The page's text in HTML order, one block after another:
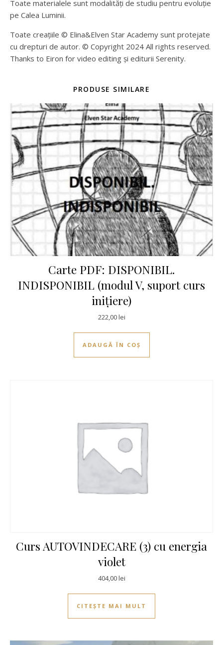
Toate materialele sunt modalități de studiu pentru evoluție
pe Calea Luminii.
Toate creațiile © Elina&Elven Star Academy sunt protejate
cu drepturi de autor. © Copyright 2024 All rights reserved.
Thanks to Eiron for video editing și editurii Serenity.
PRODUSE SIMILARE
Carte PDF: DISPONIBIL.
INDISPONIBIL (modul V, suport curs
inițiere)
222,00lei
ADAUGĂ ÎN COȘ
Curs AUTOVINDECARE (3) cu energia
violet
404,00lei
CITEȘTE MAI MULT